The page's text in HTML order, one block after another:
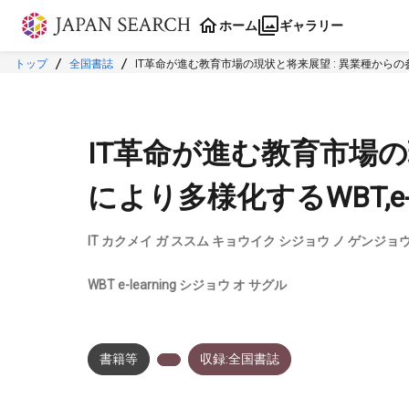
本文に飛ぶ
ホーム ギャラリー
トップ 全国書誌 IT革命が進む教育市場の現状と将来展望 : 異業種から
IT革命が進む教育市場
により多様化する
IT カクメイ ガ ススム キョウイク シジョウ ノ ゲンジ
WBT e-learning シジョウ オ サグル
書籍等 収録:全国書誌